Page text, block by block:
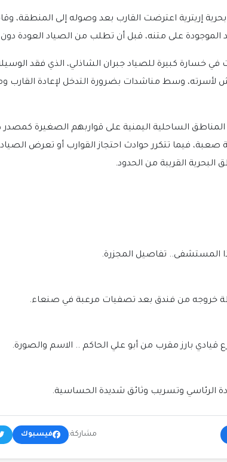
إريترية اعترضت القارب بعد وصوله إلى المنطقة،
على متنه، قبل أن تطلب من الصياد العودة دون
خسارة كبيرة للصياد جبران الشاذلي، الذي فقد
لأسرته، وسط مناشدات بضرورة التدخل لإعادة القارب
المناطق الساحلية اليمنية على قواربهم الصغيرة
فيما تتكرر حوادث احتجاز القوارب أو تعرض
القريبة من الحدود.
خروجه من فندق بعد تصفيات مرعبة في صنعاء.
قيادي بارز مقرب من أبو علي الحاكم .. الاسم والصورة.
الرئاسي وتسريب وثائق شديدة الحساسية.
مشاركة: فيسبوك